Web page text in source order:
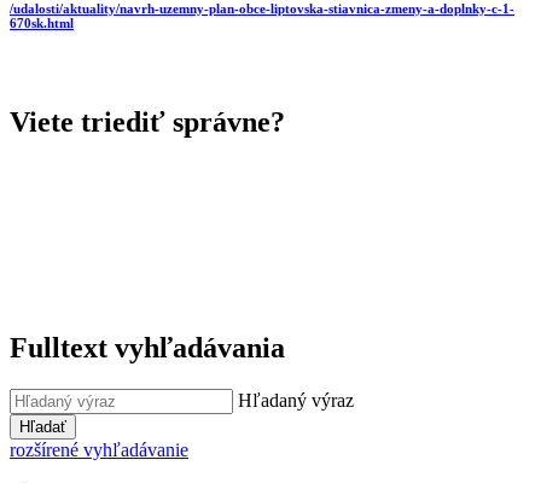
/udalosti/aktuality/navrh-uzemny-plan-obce-liptovska-stiavnica-zmeny-a-doplnky-c-1-
670sk.html
Viete triediť správne?
Fulltext vyhľadávania
Hľadaný výraz
Hľadať
rozšírené vyhľadávanie